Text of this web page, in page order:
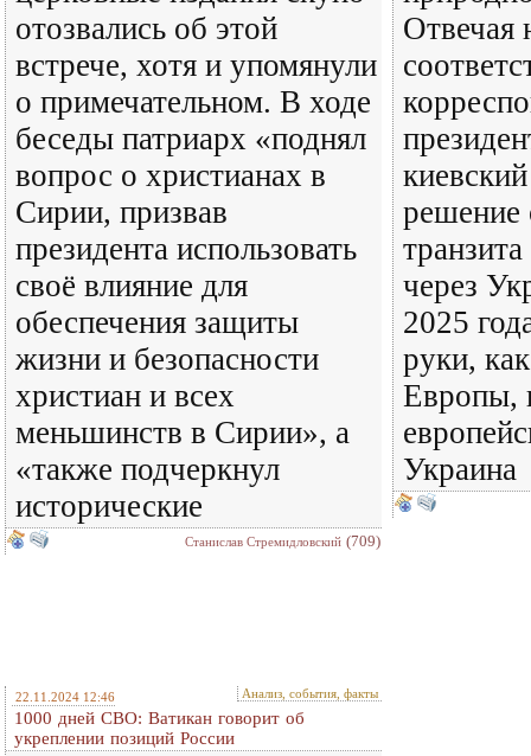
отозвались об этой
встрече, хотя и упомянули
о примечательном. В ходе
беседы патриарх «поднял
вопрос о христианах в
Сирии, призвав
президента использовать
своё влияние для
обеспечения защиты
жизни и безопасности
христиан и всех
меньшинств в Сирии», а
«также подчеркнул
исторические
Станислав Стремидловский (709)
Отвечая
решение
через
2025
руки,
Европы,
Украина
22.11.2024 12:46 Анализ, события, факты
1000 дней СВО: Ватикан говорит об
укреплении позиций России